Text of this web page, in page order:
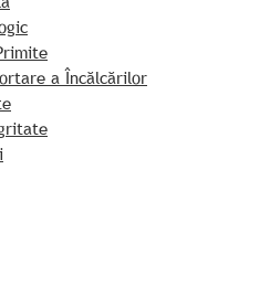
a Încălcărilor